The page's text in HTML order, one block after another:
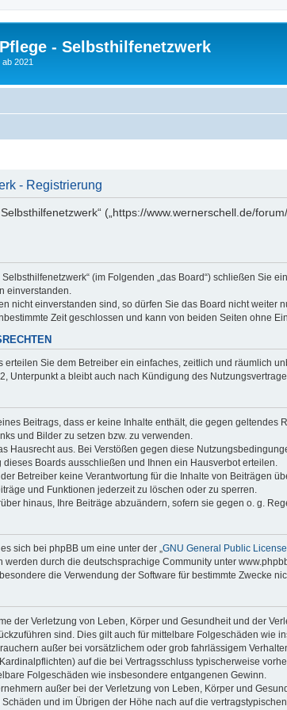
- Selbsthilfenetzwerk
2021
- Registrierung
(„https://www.wernerschell.de/
Selbsthilfenetzwerk“ (im Folgenden „das Board“) schließen
einverstanden.
nicht einverstanden sind, so dürfen Sie das Board nicht
Zeit geschlossen und kann von beiden Seiten ohne
erteilen Sie dem Betreiber ein einfaches, zeitlich und räumlich
Unterpunkt a bleibt auch nach Kündigung des
Beitrags, dass er keine Inhalte enthält, die gegen
und Bilder zu setzen bzw. zu verwenden.
Hausrecht aus. Bei Verstößen gegen diese
Boards ausschließen und Ihnen ein Hausverbot erteilen.
Betreiber keine Verantwortung für die Inhalte von Beiträgen
und Funktionen jederzeit zu löschen oder zu sperren.
hinaus, Ihre Beiträge abzuändern, sofern sie gegen o. g.
sich bei phpBB um eine unter der „GNU General Public
durch die deutschsprachige Community unter
die Verwendung der Software für bestimmte Zwecke
der Verletzung von Leben, Körper und Gesundheit und der
sind. Dies gilt auch für mittelbare Folgeschäden wie
außer bei vorsätzlichem oder grob fahrlässigem
auf die bei Vertragsschluss typischerweise
Folgeschäden wie insbesondere entgangenen Gewinn.
außer bei der Verletzung von Leben, Körper und
und im Übrigen der Höhe nach auf die